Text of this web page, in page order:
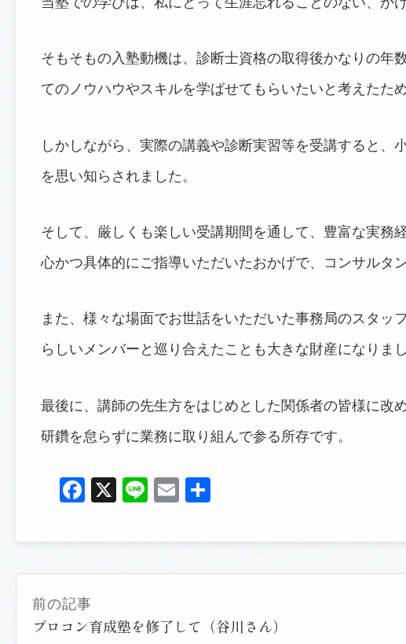
そもそもの入塾動機は、診断士資格の取得後かなりの年
てのノウハウやスキルを学ばせてもらいたいと考えたため
しかしながら、実際の講義や診断実習等を受講すると
を思い知らされました。
そして、厳しくも楽しい受講期間を通して、豊富な実
心かつ具体的にご指導いただいたおかげで、コンサルタ
また、様々な場面でお世話をいただいた事務局のスタ
らしいメンバーと巡り合えたことも大きな財産になりまし
最後に、講師の先生方をはじめとした関係者の皆様に改
研鑽を怠らずに業務に取り組んで参る所存です。
Facebook
X LineEmail
前の記事
プロコン育成塾を修了して（谷川さん）